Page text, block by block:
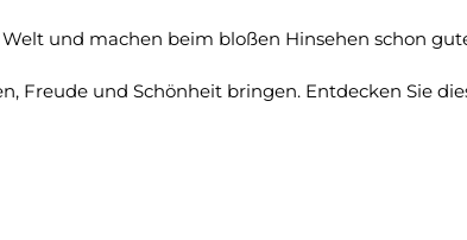
und machen beim bloßen Hinsehen schon
Freude und Schönheit bringen. Entdecken Sie